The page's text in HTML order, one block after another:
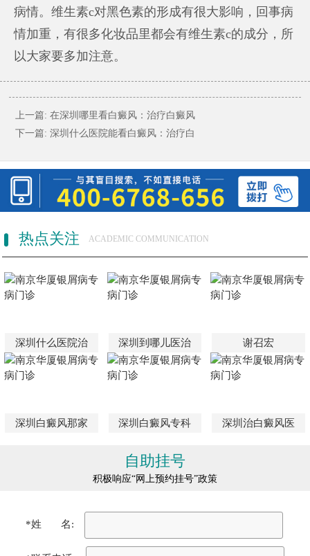
病情。维生素c对黑色素的形成有很大影响，回事病
情加重，有很多化妆品里都会有维生素c的成分，所
以大家要多加注意。
上一篇: 在深圳哪里看白癜风：治疗白癜风
下一篇: 深圳什么医院能看白癜风：治疗白
热点关注 ACADEMIC COMMUNICATION
深圳什么医院治 深圳到哪儿医治 谢召宏
深圳白癜风那家 深圳白癜风专科 深圳治白癜风医
自助挂号
积极响应“网上预约挂号”政策
*姓 名: